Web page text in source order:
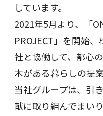
しています。
2021年5月より、「
PROJECT」を開始
社と協働して、都心
木がある暮らしの提
当社グループは、引
献に取り組んでまいり